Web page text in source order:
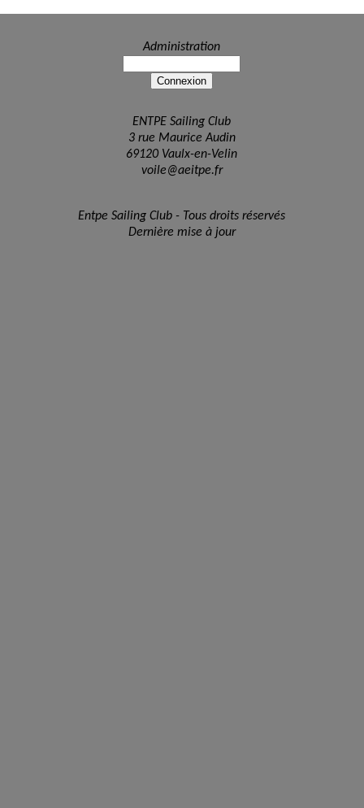
Administration
ENTPE Sailing Club
3 rue Maurice Audin
69120 Vaulx-en-Velin
voile@aeitpe.fr
Entpe Sailing Club - Tous droits réservés
Dernière mise à jour